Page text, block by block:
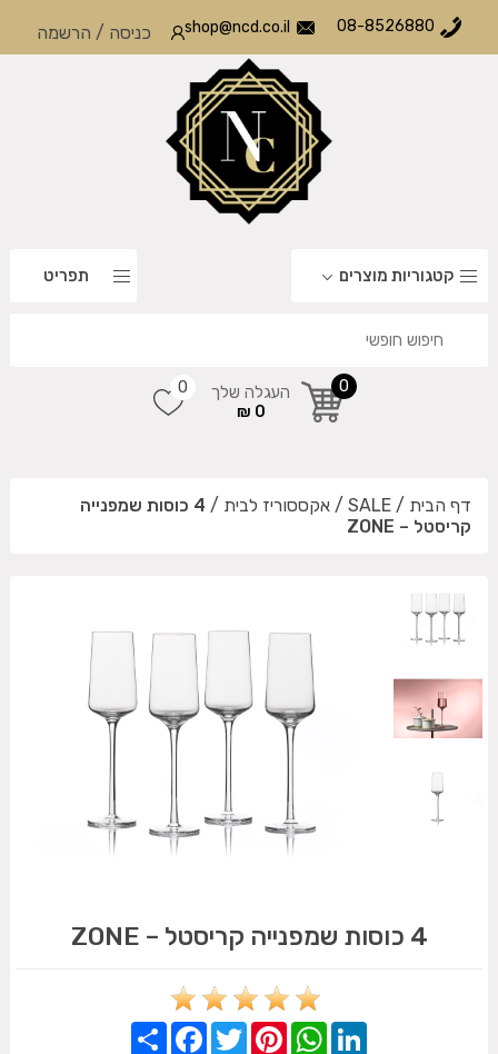
08-8526880
shop@ncd.co.il כניסה / הרשמה
קטגוריות מוצרים תפריט
0 העגלה שלך
0 ₪
0
דף הבית /
SALE
/ אקססוריז לבית /
4 כוסות שמפנייה
קריסטל – ZONE
4 כוסות שמפנייה קריסטל – ZONE
Share
FacebookTwitterPinterestWhatsAppLinkedIn